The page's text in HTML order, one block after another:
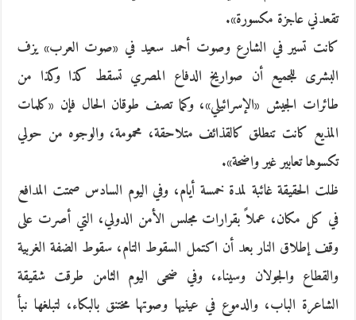
تقعدني عاجزة مكسورة».
كانت تسير في الشارع وصوت أحمد سعيد في «صوت العرب» يزف
البشرى للجميع أن صواريخ الدفاع المصري تسقط كذا وكذا من
طائرات الجيش «الإسرائيلي»، وكما تصف طوقان الحال فإن «كلمات
المذيع كانت تنطلق كالقذائف متلاحقة، محمومة، والوجوه من حولي
تكسوها تعابير غير واضحة».
ظلت الحقيقة غائبة لمدة خمسة أيام، وفي اليوم السادس صمتت المدافع
في كل مكان، عملاً بقرارات مجلس الأمن الدولي، التي أصرت على
وقف إطلاق النار بعد أن اكتمل السقوط التام، سقوط الضفة الغربية
والقطاع والجولان وسيناء، وفي ضحى اليوم الثامن طرقت شقيقة
الشاعرة الباب، والدموع في عينيها وصوتها مختنق بالبكاء، لتبلغها نبأ